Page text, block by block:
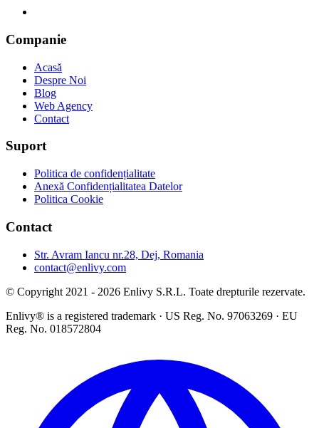
Companie
Acasă
Despre Noi
Blog
Web Agency
Contact
Suport
Politica de confidențialitate
Anexă Confidențialitatea Datelor
Politica Cookie
Contact
Str. Avram Iancu nr.28, Dej, Romania
contact@enlivy.com
© Copyright 2021 - 2026 Enlivy S.R.L. Toate drepturile rezervate.
Enlivy® is a registered trademark · US Reg. No. 97063269 · EU
Reg. No. 018572804